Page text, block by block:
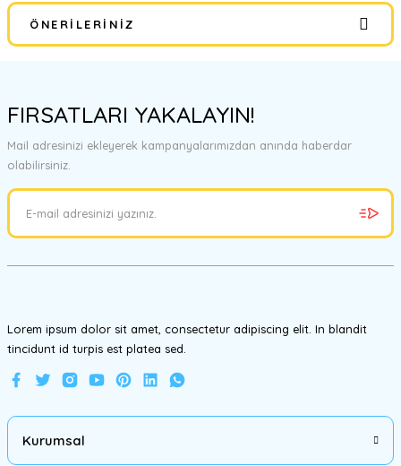
Yorum Yaz
ÖNERILERINIZ
tarafımıza iletebilirsiniz.
Görüş ve önerileriniz için teşekkür ederiz.
Ürün resmi kalitesiz, bozuk veya görüntülenemiyor.
Ürün bilgilerinde hatalar bulunuyor.
FIRSATLARI YAKALAYIN!
Mail adresinizi ekleyerek kampanyalarımızdan anında haberdar
olabilirsiniz.
Lorem ipsum dolor sit amet, consectetur adipiscing elit. In blandit
tincidunt id turpis est platea sed.
Kurumsal